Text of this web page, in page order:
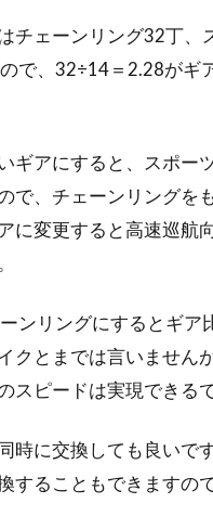
チェーンリング32丁、
で、32÷14＝2.28がギ
ギアにすると、スポー
で、チェーンリングを
に変更すると高速巡航
ンリングにするとギア
クとまでは言いません
スピードは実現できる
時に交換しても良いで
することもできますの